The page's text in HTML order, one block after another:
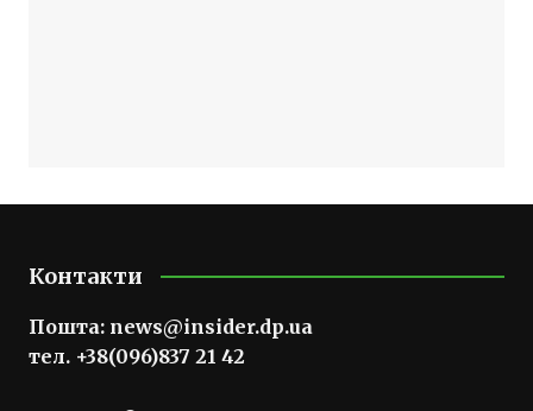
Контакти
Пошта: news@insider.dp.ua
тел. +38(096)837 21 42